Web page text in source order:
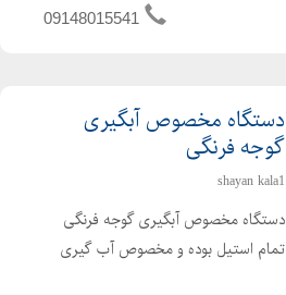
خشک کن ادویه بصورت خشک کن
09148015541
دستگاه مخصوص آبگیری
گوجه فرنگی
shayan kala1
دستگاه مخصوص آبگیری گوجه فرنگی
تمام استیل بوده و مخصوص آب گیری